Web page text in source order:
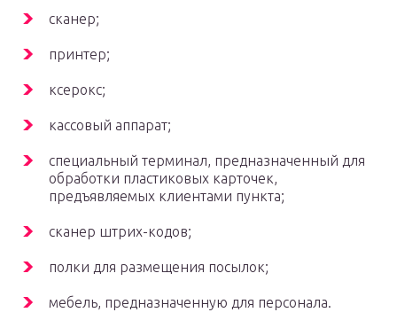
сканер;
принтер;
ксерокс;
кассовый аппарат;
специальный терминал, предназначенный для
обработки пластиковых карточек,
предъявляемых клиентами пункта;
сканер штрих-кодов;
полки для размещения посылок;
мебель, предназначенную для персонала.